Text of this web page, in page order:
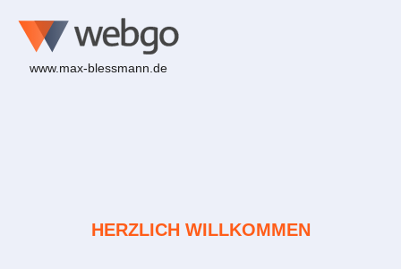
www.max-blessmann.de
HERZLICH WILLKOMMEN